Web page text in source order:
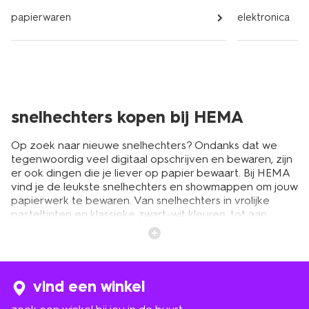
papierwaren elektronica
snelhechters kopen bij HEMA
Op zoek naar nieuwe snelhechters? Ondanks dat we
tegenwoordig veel digitaal opschrijven en bewaren, zijn
er ook dingen die je liever op papier bewaart. Bij HEMA
vind je de leukste snelhechters en showmappen om jouw
papierwerk te bewaren. Van snelhechters in vrolijke
pasteltinten en klassieke zwart-wit kleuren, tot aan
robuuste showmappen. Zo is er voor ieder wat wils.
Beide items zijn superhandig en kun je voor van alles
showmap. Verzamel je favoriete recepten en bundel ze
samen. Superleuk om je zelfgemaakte boek steeds
vind een winkel